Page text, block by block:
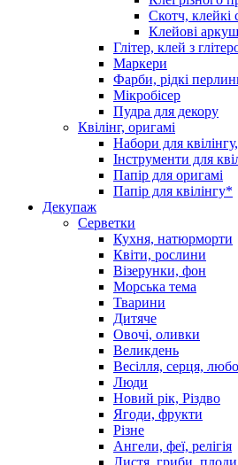
Скотч, клейкі
Клейові
Глітер, клей з
Маркери
Фарби, рідкі
Мікробісер
Пудра для декору
Квілінг, оригамі
Набори для
Інструменти для
Папір для оригамі
Папір для квілінгу*
Декупаж
Серветки
Кухня, натюрморти
Квіти, рослини
Візерунки, фон
Морська тема
Тварини
Дитяче
Овочі, оливки
Великдень
Весілля, серця,
Люди
Новий рік, Різдво
Ягоди, фрукти
Різне
Ангели, феї, релігія
Листя, гриби, плоди